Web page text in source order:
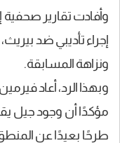
وأفادت تقارير صحفية
إجراء تأديبي ضد
ونزاهة المسابقة.
وبهذا الرد، أعاد فيرمين
مؤكدًا أن وجود جيل
طرحًا بعيدًا عن